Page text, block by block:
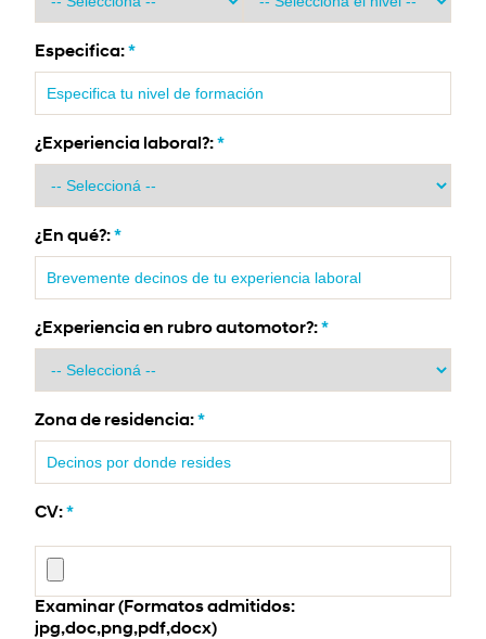
Especifica:*
¿Experiencia laboral?:*
¿En qué?:*
¿Experiencia en rubro automotor?:*
Zona de residencia:*
CV:*
Examinar (Formatos admitidos:
jpg,doc,png,pdf,docx)